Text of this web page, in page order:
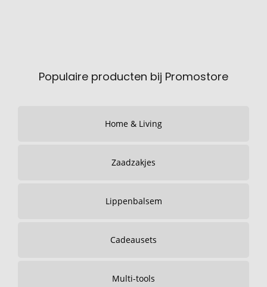
Populaire producten bij Promostore
Home & Living
Zaadzakjes
Lippenbalsem
Cadeausets
Multi-tools